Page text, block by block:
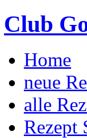
Club
Home
neue
alle
Rezept